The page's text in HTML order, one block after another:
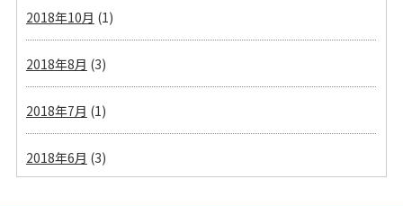
2018年10月 (1)
2018年8月 (3)
2018年7月 (1)
2018年6月 (3)